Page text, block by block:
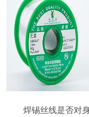
焊锡丝线是否对